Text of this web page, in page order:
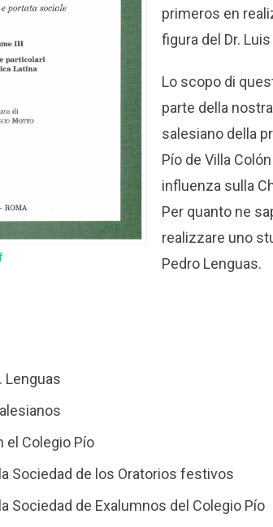
primeros en
figura del Dr.
Lo scopo di
parte della
salesiano della
Pío de Villa
influenza sulla
Per quanto ne
realizzare uno
Pedro Lenguas.
Lenguas
el Colegio Pío
Sociedad de los Oratorios festivos
Sociedad de Exalumnos del Colegio Pío